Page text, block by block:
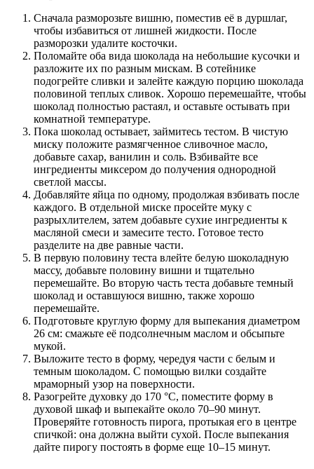
Сначала разморозьте вишню, поместив её в дуршлаг,
чтобы избавиться от лишней жидкости. После
разморозки удалите косточки.
Поломайте оба вида шоколада на небольшие кусочки и
разложите их по разным мискам. В сотейнике
подогрейте сливки и залейте каждую порцию шоколада
половиной теплых сливок. Хорошо перемешайте, чтобы
шоколад полностью растаял, и оставьте остывать при
комнатной температуре.
Пока шоколад остывает, займитесь тестом. В чистую
миску положите размягченное сливочное масло,
добавьте сахар, ванилин и соль. Взбивайте все
ингредиенты миксером до получения однородной
светлой массы.
Добавляйте яйца по одному, продолжая взбивать после
каждого. В отдельной миске просейте муку с
разрыхлителем, затем добавьте сухие ингредиенты к
масляной смеси и замесите тесто. Готовое тесто
разделите на две равные части.
В первую половину теста влейте белую шоколадную
массу, добавьте половину вишни и тщательно
перемешайте. Во вторую часть теста добавьте темный
шоколад и оставшуюся вишню, также хорошо
перемешайте.
Подготовьте круглую форму для выпекания диаметром
26 см: смажьте её подсолнечным маслом и обсыпьте
мукой.
Выложите тесто в форму, чередуя части с белым и
темным шоколадом. С помощью вилки создайте
мраморный узор на поверхности.
Разогрейте духовку до 170 °C, поместите форму в
духовой шкаф и выпекайте около 70–90 минут.
Проверяйте готовность пирога, протыкая его в центре
спичкой: она должна выйти сухой. После выпекания
дайте пирогу постоять в форме еще 10–15 минут.